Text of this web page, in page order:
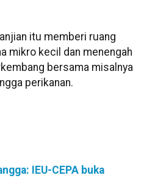
itu memberi ruang
mikro kecil dan menengah
bersama misalnya
perikanan.
IEU-CEPA buka